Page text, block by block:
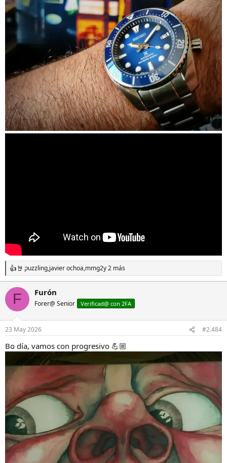
R
e
a
i
o
n
e
s
:
puzzling,javier ochoa,mmg2y 2 más
F Furón
Forer@ Senior Verificad@ con 2FA
23 May 2026 #2.484
Bo día, vamos con progresivo 💪🏼